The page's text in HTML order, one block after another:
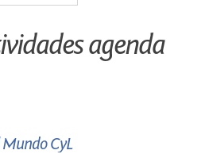
agenda
Mundo CyL